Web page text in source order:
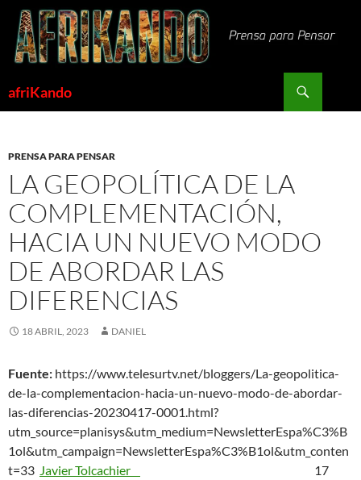
Saltar
contenido
afriKando
PRENSA PARA PENSAR
LA GEOPOLÍTICA DE LA
COMPLEMENTACIÓN,
HACIA UN NUEVO MODO
DE ABORDAR LAS
DIFERENCIAS
18 ABRIL, 2023 DANIEL
Fuente: https://www.telesurtv.net/bloggers/La-geopolitica-
de-la-complementacion-hacia-un-nuevo-modo-de-abordar-
las-diferencias-20230417-0001.html?
utm_source=planisys&utm_medium=NewsletterEspa%C3%B
1ol&utm_campaign=NewsletterEspa%C3%B1ol&utm_conten
t=33 Javier Tolcachier
17